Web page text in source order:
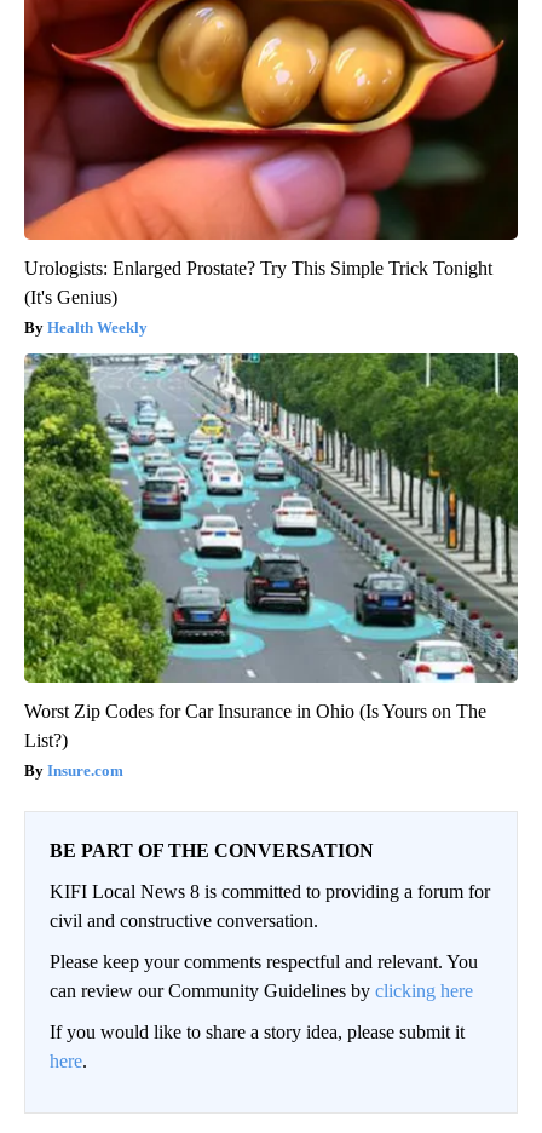
Urologists: Enlarged Prostate? Try This Simple Trick Tonight
(It's Genius)
Health Weekly
Worst Zip Codes for Car Insurance in Ohio (Is Yours on The
List?)
Insure.com
BE PART OF THE CONVERSATION
KIFI Local News 8 is committed to providing a forum for
civil and constructive conversation.
Please keep your comments respectful and relevant. You
can review our Community Guidelines by clicking here
If you would like to share a story idea, please submit it
here.